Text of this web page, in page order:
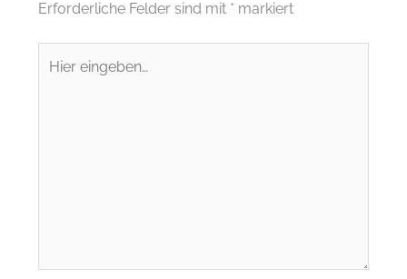
Erforderliche Felder sind mit * markiert
eingeben…